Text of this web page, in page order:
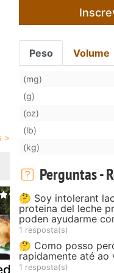
fish frito
Peso Volume
(mg)
(g)
(oz)
(lb)
(kg)
Perguntas -
🤔 Soy intolerant
proteina del leche
poden ayudarme
1 resposta(s)
🤔 Como posso
rapidamente até ao
1 resposta(s)